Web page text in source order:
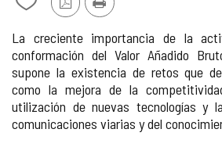
Añadir/quitar
mis
cuadernos
VersiónImprimir
La creciente importancia de la
conformación del Valor Añadido
supone la existencia de retos que
como la mejora de la
utilización de nuevas tecnologías y
comunicaciones viarias y del